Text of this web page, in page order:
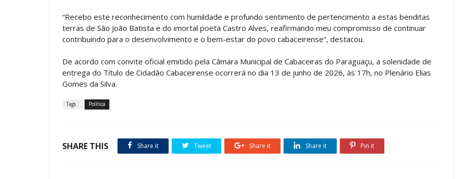
“Recebo este reconhecimento com humildade e profundo sentimento de pertencimento a estas benditas
terras de São João Batista e do imortal poeta Castro Alves, reafirmando meu compromisso de continuar
contribuindo para o desenvolvimento e o bem-estar do povo cabaceirense”, destacou.
De acordo com convite oficial emitido pela Câmara Municipal de Cabaceiras do Paraguaçu, a solenidade de
entrega do Título de Cidadão Cabaceirense ocorrerá no dia 13 de junho de 2026, às 17h, no Plenário Elias
Gomes da Silva.
Tags : Política
SHARE THIS Share it Tweet Share it Share it Pin it